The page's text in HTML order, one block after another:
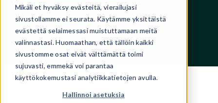
Mikäli et hyväksy evästeitä, vierailujasi
sivustollamme ei seurata. Käytämme yksittäistä
evästettä selaimessasi muistuttamaan meitä
valinnastasi. Huomaathan, että tällöin kaikki
sivustomme osat eivät välttämättä toimi
sujuvasti, emmekä voi parantaa
käyttökokemustasi analytiikkatietojen avulla.
Hallinnoi asetuksia